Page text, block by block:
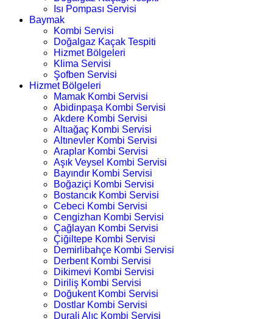
Isı Pompası Servisi
Baymak
Kombi Servisi
Doğalgaz Kaçak Tespiti
Hizmet Bölgeleri
Klima Servisi
Şofben Servisi
Hizmet Bölgeleri
Mamak Kombi Servisi
Abidinpaşa Kombi Servisi
Akdere Kombi Servisi
Altıağaç Kombi Servisi
Altınevler Kombi Servisi
Araplar Kombi Servisi
Aşık Veysel Kombi Servisi
Bayındır Kombi Servisi
Boğaziçi Kombi Servisi
Bostancık Kombi Servisi
Cebeci Kombi Servisi
Cengizhan Kombi Servisi
Çağlayan Kombi Servisi
Çiğiltepe Kombi Servisi
Demirlibahçe Kombi Servisi
Derbent Kombi Servisi
Dikimevi Kombi Servisi
Diriliş Kombi Servisi
Doğukent Kombi Servisi
Dostlar Kombi Servisi
Durali Alıç Kombi Servisi